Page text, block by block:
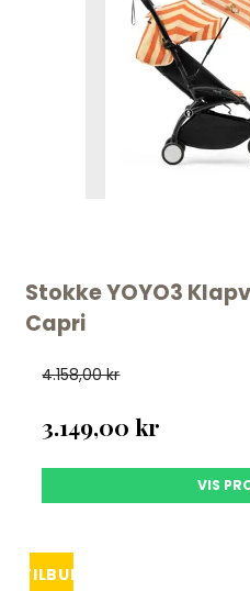
Stokke YOYO3
Capri
4.158,00 kr
3.149,00 kr
VIS
TILBUD